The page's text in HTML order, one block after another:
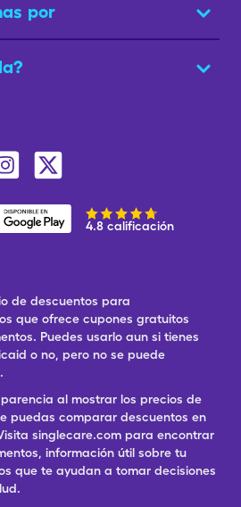
por
4.8 calificación
de descuentos para
que ofrece cupones gratuitos
Puedes usarlo aun si tienes
o no, pero no se puede
al mostrar los precios de
puedas comparar descuentos en
singlecare.com para encontrar
información útil sobre tu
que te ayudan a tomar decisiones